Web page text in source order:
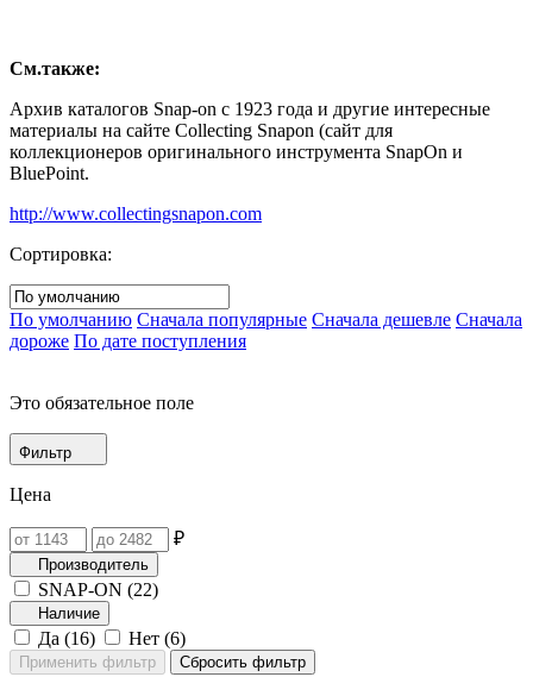
См.также:
Архив каталогов Snap-on с 1923 года и другие интересные
материалы на сайте Collecting Snapon (сайт для
коллекционеров оригинального инструмента SnapOn и
BluePoint.
http://www.collectingsnapon.com
Сортировка:
По умолчанию Сначала популярные Сначала дешевле Сначала
дороже По дате поступления
Это обязательное поле
Фильтр
Цена
₽
Производитель
SNAP-ON (22)
Наличие
Да (16) Нет (6)